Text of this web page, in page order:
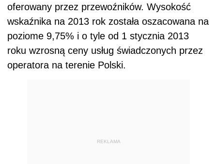
oferowany przez przewoźników. Wysokość
wskaźnika na 2013 rok została oszacowana na
poziome 9,75% i o tyle od 1 stycznia 2013
roku wzrosną ceny usług świadczonych przez
operatora na terenie Polski.
REKLAMA